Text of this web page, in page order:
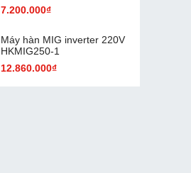
7.200.000₫
Máy hàn MIG inverter 220V
HKMIG250-1
12.860.000₫